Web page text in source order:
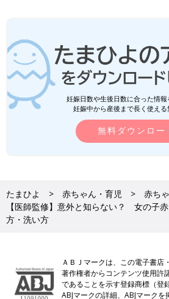
妊娠日数や生後日数に合った情報
妊娠中から産後まで長く使える
無料ダウンロー
たまひよ 赤ちゃん・育児 赤ち
【医師監修】意外と知らない？ 女の子
方・洗い方
ＡＢＪマークは、この電子書店
著作権者からコンテンツ使用許
であることを示す登録商標（登
ABJマークの詳細、ABJマーク